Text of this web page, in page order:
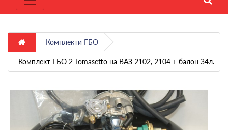
Комплекти ГБО
Комплект ГБО 2 Tomasetto на ВАЗ 2102, 2104 + балон 34л.